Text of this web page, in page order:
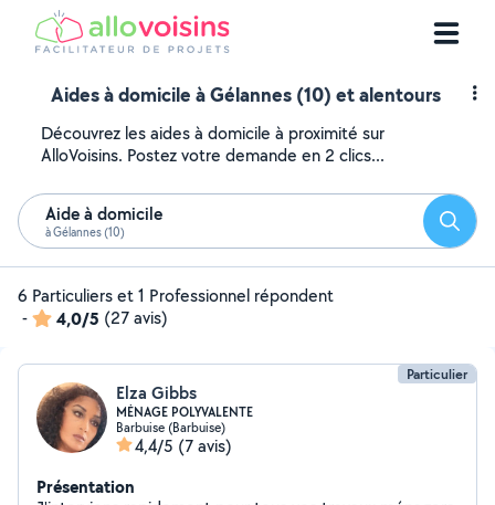
Aides à domicile à Gélannes (10) et alentours
Découvrez les aides à domicile à proximité sur
AlloVoisins. Postez votre demande en 2 clics...
Aide à domicile
à Gélannes (10)
6 Particuliers et 1 Professionnel répondent
-
4,0/5 (27 avis)
Particulier
Elza Gibbs
MÉNAGE POLYVALENTE
Barbuise (Barbuise)
4,4/5 (7 avis)
Présentation